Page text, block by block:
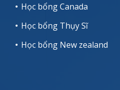
Học bổng Canada
Học bổng Thụy Sĩ
Học bổng New zealand